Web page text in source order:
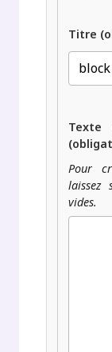
Titre
Texte
Pour
laissez
vides.